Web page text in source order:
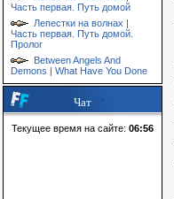
Часть первая. Путь домой
Лепестки на волнах |
Часть первая. Путь домой.
Пролог
Between Angels And
Demons | What Have You Done
Чат
Текущее время на сайте: 06:56